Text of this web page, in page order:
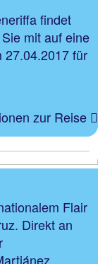
findet
mit auf eine
27.04.2017 für
zur Reise
Flair
Direkt an